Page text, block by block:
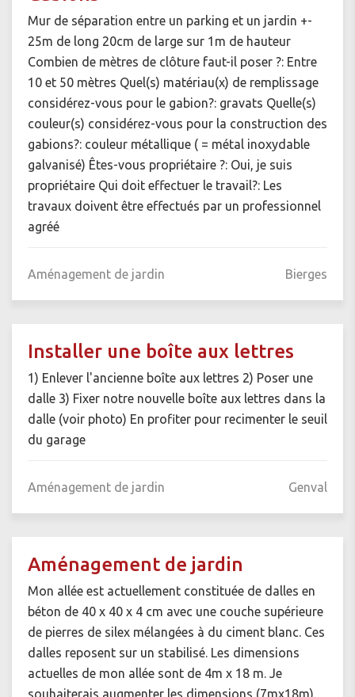
Mur de séparation entre un parking et un jardin +-
25m de long 20cm de large sur 1m de hauteur
Combien de mètres de clôture faut-il poser ?: Entre
10 et 50 mètres Quel(s) matériau(x) de remplissage
considérez-vous pour le gabion?: gravats Quelle(s)
couleur(s) considérez-vous pour la construction des
gabions?: couleur métallique ( = métal inoxydable
galvanisé) Êtes-vous propriétaire ?: Oui, je suis
propriétaire Qui doit effectuer le travail?: Les
travaux doivent être effectués par un professionnel
agréé
Aménagement de jardin Bierges
Installer une boîte aux lettres
1) Enlever l'ancienne boîte aux lettres 2) Poser une
dalle 3) Fixer notre nouvelle boîte aux lettres dans la
dalle (voir photo) En profiter pour recimenter le seuil
du garage
Aménagement de jardin Genval
Aménagement de jardin
Mon allée est actuellement constituée de dalles en
béton de 40 x 40 x 4 cm avec une couche supérieure
de pierres de silex mélangées à du ciment blanc. Ces
dalles reposent sur un stabilisé. Les dimensions
actuelles de mon allée sont de 4m x 18 m. Je
souhaiterais augmenter les dimensions (7mx18m)